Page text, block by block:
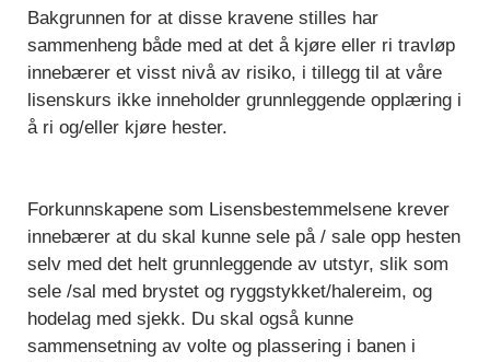
Bakgrunnen for at disse kravene stilles har
sammenheng både med at det å kjøre eller ri travløp
innebærer et visst nivå av risiko, i tillegg til at våre
lisenskurs ikke inneholder grunnleggende opplæring i
å ri og/eller kjøre hester.
Forkunnskapene som Lisensbestemmelsene krever
innebærer at du skal kunne sele på / sale opp hesten
selv med det helt grunnleggende av utstyr, slik som
sele /sal med brystet og ryggstykket/halereim, og
hodelag med sjekk. Du skal også kunne
sammensetning av volte og plassering i banen i